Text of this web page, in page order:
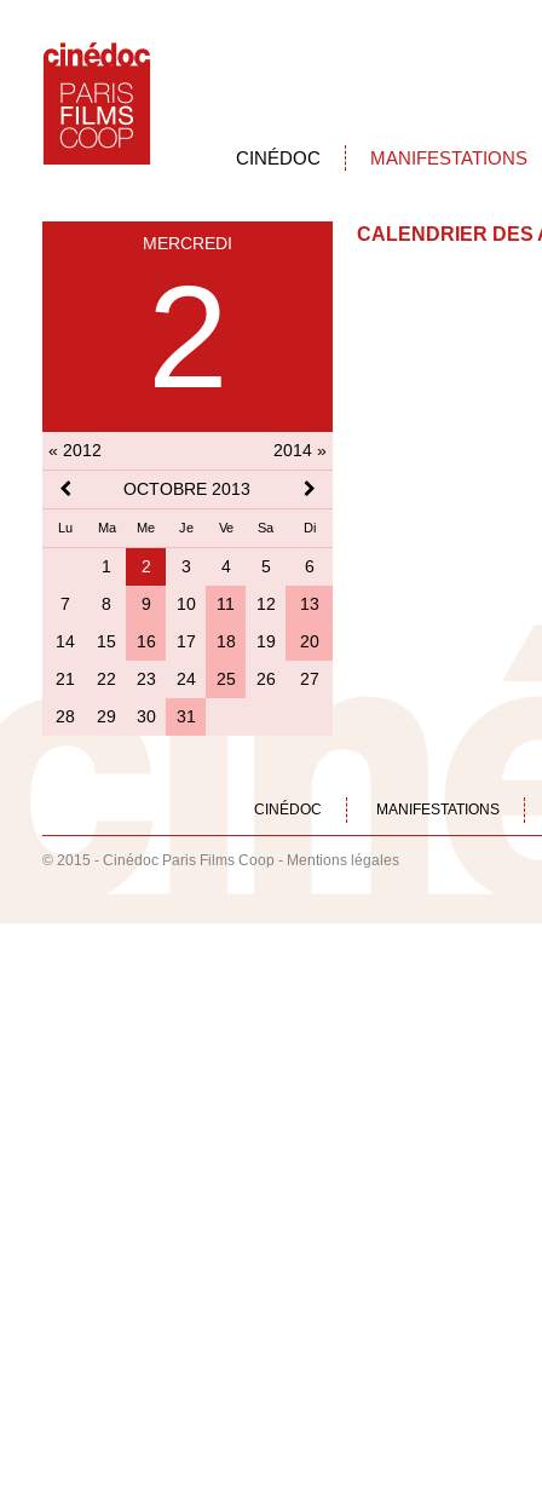
CINÉDOC MANIFESTATIONS
MERCREDI
2
« 2012
2014 »
OCTOBRE 2013
Lu Ma Me Je Ve Sa Di
1 2 3 4 5
6
7
8 9 10 11 12
13
14
15 16 17 18 19
20
21
22 23 24 25 26
27
28
29 30 31
CALENDRIER DES
CINÉDOC MANIFESTATIONS
© 2015 - Cinédoc Paris Films Coop - Mentions légales